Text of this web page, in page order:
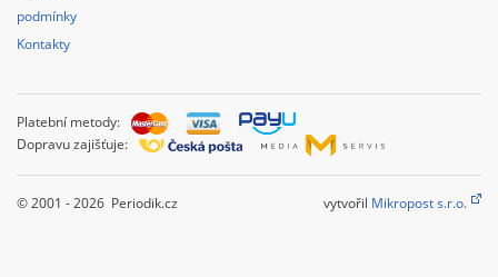
podmínky
Kontakty
Platební metody:
Dopravu zajišťuje:
© 2001 - 2026 Periodik.cz vytvořil Mikropost s.r.o.